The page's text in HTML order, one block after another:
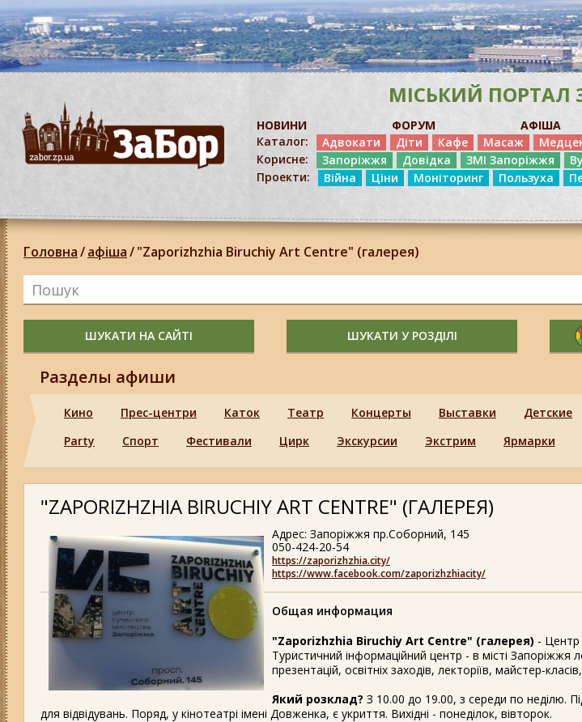
МІСЬКИЙ ПОРТАЛ
НОВИНИ ФОРУМ АФІША
Каталог:
Адвокати Діти Кафе Масаж
Корисне:
Запоріжжя Довідка ЗМІ Запоріжжя
Проекти:
Війна Ціни Моніторинг Пользуха
Головна/афіша/"Zaporizhzhia Biruchiy Art Centre" (галерея)
ШУКАТИ НА САЙТІ ШУКАТИ У РОЗДІЛІ
Разделы афиши
Кино Прес-центри Каток Театр Концерты Выставки Детские
Party
Спорт Фестивали Цирк Экскурсии Экстрим Ярмарки
"ZAPORIZHZHIA BIRUCHIY ART CENTRE" (ГАЛЕРЕЯ)
Адрес: Запоріжжя пр.Соборний, 145
050-424-20-54
https://zaporizhzhia.city/
https://www.facebook.com/zaporizhzhiacity/
Общая информация
"Zaporizhzhia Biruchiy Art Centre" (галерея) - Центр
Туристичний інформаційний центр - в місті Запоріжжя
презентацій, освітніх заходів, лекторіїв, майстер-
Який розклад? З 10.00 до 19.00, з середи по неділю.
для відвідувань. Поряд, у кінотеатрі імені Довженка, є укриття. Вихідні - понеділок, вівторок.